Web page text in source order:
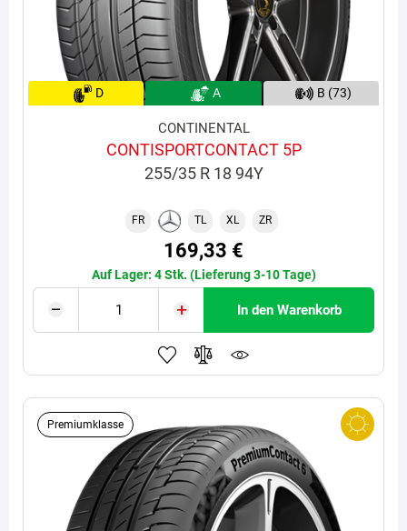
D A B (73)
CONTINENTAL
CONTISPORTCONTACT 5P
255/35 R 18 94Y
FR TL XL ZR
169,33 €
Auf Lager: 4 Stk. (Lieferung 3-10 Tage)
In den Warenkorb
Premiumklasse